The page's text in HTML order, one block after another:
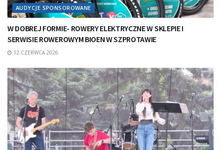
AUDYCJE SPONSOROWANE
W DOBREJ FORMIE- ROWERY ELEKTRYCZNE W SKLEPIE I
SERWISIE ROWEROWYM BIOEN W SZPROTAWIE
12 CZERWCA 2026